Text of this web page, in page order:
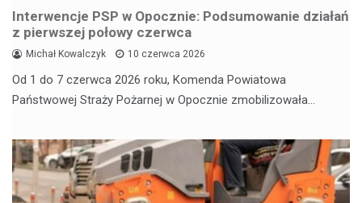
Interwencje PSP w Opocznie: Podsumowanie działań
z pierwszej połowy czerwca
Michał Kowalczyk 10 czerwca 2026
Od 1 do 7 czerwca 2026 roku, Komenda Powiatowa
Państwowej Straży Pożarnej w Opocznie zmobilizowała…